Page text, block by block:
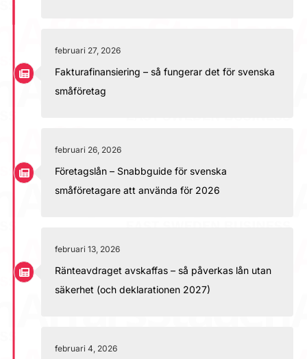
februari 27, 2026
Fakturafinansiering – så fungerar det för svenska
småföretag
februari 26, 2026
Företagslån – Snabbguide för svenska
småföretagare att använda för 2026
februari 13, 2026
Ränteavdraget avskaffas – så påverkas lån utan
säkerhet (och deklarationen 2027)
februari 4, 2026